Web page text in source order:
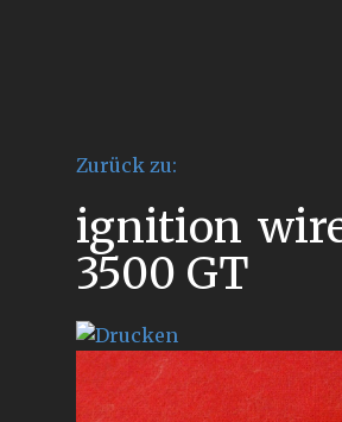
Zurück zu:
ignition
3500 GT